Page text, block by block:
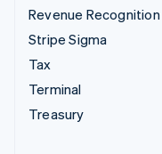
Revenue Recognition
Stripe Sigma
Tax
Terminal
Treasury